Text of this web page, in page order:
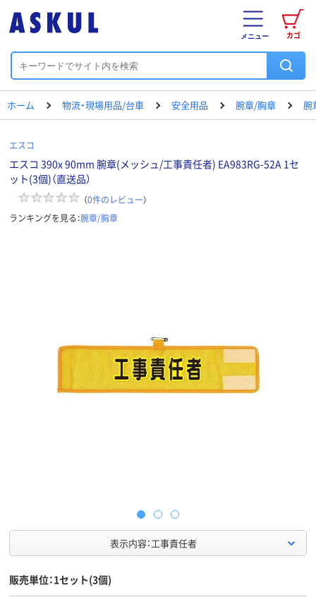
カゴ
メニュー
ホーム 物流・現場用品/台車 安全用品 腕章/胸章 腕
エスコ
エスコ 390x 90mm 腕章(メッシュ/工事責任者) EA983RG-52A 1セ
ット(3個)（直送品）
（0件のレビュー）
ランキングを見る：腕章/胸章
表示内容：工事責任者
販売単位：1セット(3個)